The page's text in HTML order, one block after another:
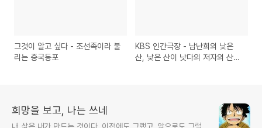
그것이 알고 싶다 - 조선족이라 불
리는 중국동포
KBS 인간극장 - 남난희의 낮은
산, 낮은 산이 낫다의 저자의 산
희망을 보고, 나는 쓰네